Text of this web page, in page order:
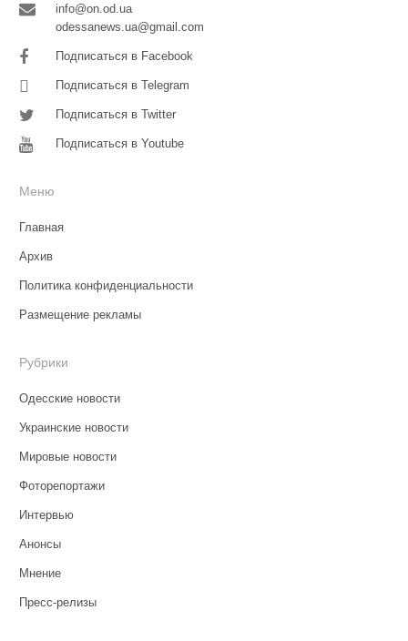
info@on.od.ua
odessanews.ua@gmail.com
Подписаться в Facebook
Подписаться в Telegram
Подписаться в Twitter
Подписаться в Youtube
Меню
Главная
Архив
Политика конфиденциальности
Размещение рекламы
Рубрики
Одесские новости
Украинские новости
Мировые новости
Фоторепортажи
Интервью
Анонсы
Мнение
Пресс-релизы